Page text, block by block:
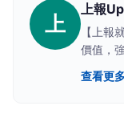
上
上報
【上報
價值，
供讀者
查看更